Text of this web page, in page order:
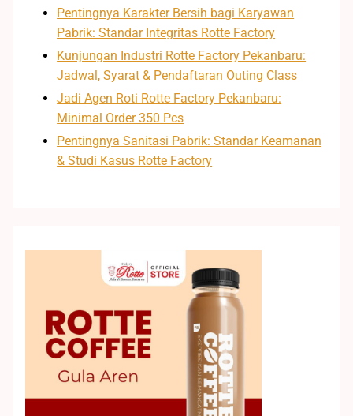
Pentingnya Karakter Bersih bagi Karyawan
Pabrik: Standar Integritas Rotte Factory
Kunjungan Industri Rotte Factory Pekanbaru:
Jadwal, Syarat & Pendaftaran Outing Class
Jadi Agen Roti Rotte Factory Pekanbaru:
Minimal Order 350 Pcs
Pentingnya Sanitasi Pabrik: Standar Keamanan
& Studi Kasus Rotte Factory